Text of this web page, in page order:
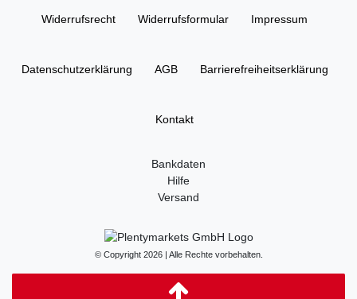
Widerrufs­recht Widerrufs­formular Impressum
Daten­schutz­erklärung AGB Barrierefreiheitserklärung
Kontakt
Bankdaten
Hilfe
Versand
© Copyright 2026 | Alle Rechte vorbehalten.